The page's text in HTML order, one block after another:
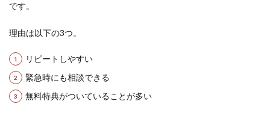
です。
理由は以下の3つ。
リピートしやすい
緊急時にも相談できる
無料特典がついていることが多い